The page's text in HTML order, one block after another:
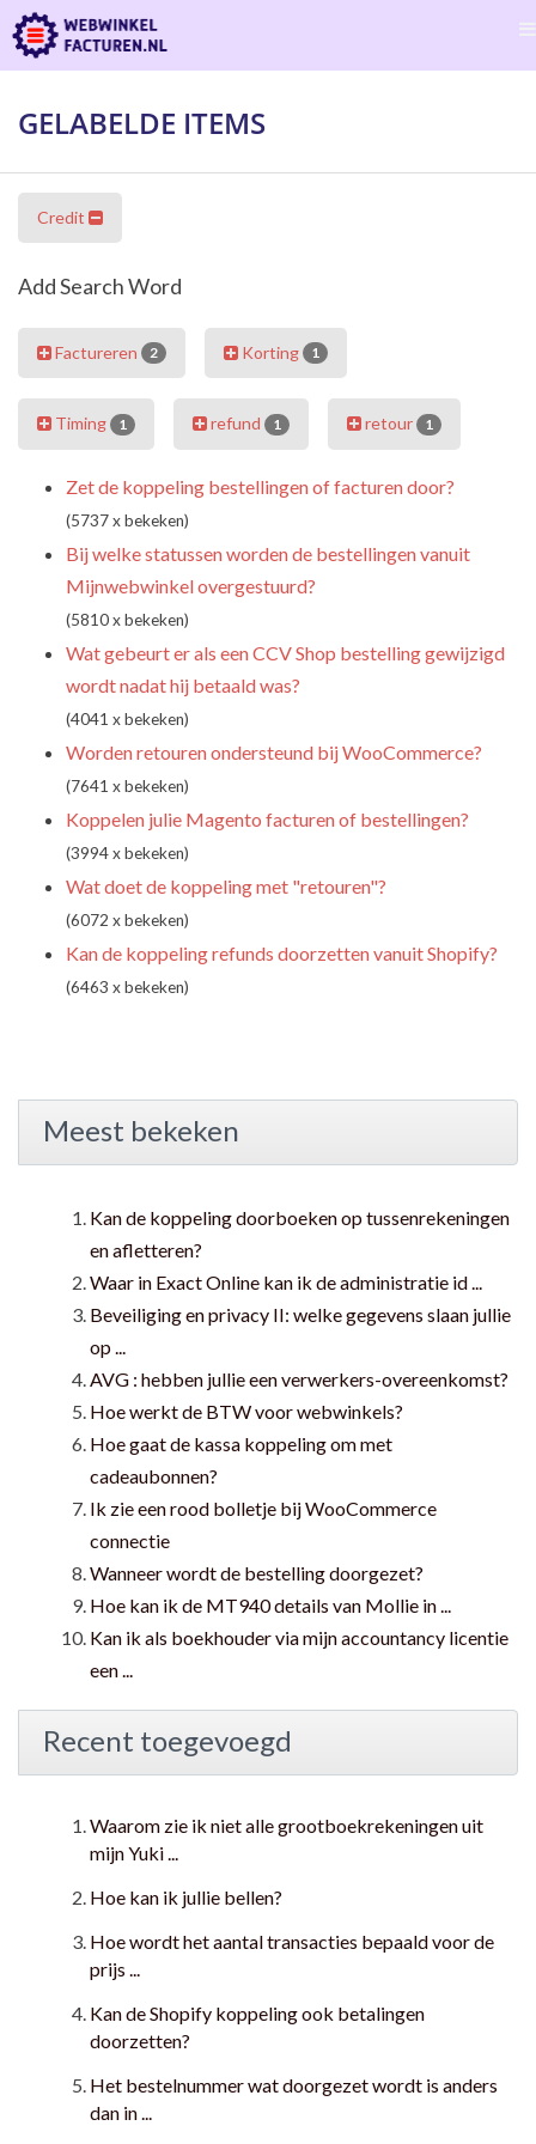
GELABELDE ITEMS
Credit
Add Search Word
Factureren 2 Korting 1
Timing 1 refund 1 retour 1
Zet de koppeling bestellingen of facturen door?
(5737 x bekeken)
Bij welke statussen worden de bestellingen vanuit
Mijnwebwinkel overgestuurd?
(5810 x bekeken)
Wat gebeurt er als een CCV Shop bestelling gewijzigd
wordt nadat hij betaald was?
(4041 x bekeken)
Worden retouren ondersteund bij WooCommerce?
(7641 x bekeken)
Koppelen julie Magento facturen of bestellingen?
(3994 x bekeken)
Wat doet de koppeling met "retouren"?
(6072 x bekeken)
Kan de koppeling refunds doorzetten vanuit Shopify?
(6463 x bekeken)
Meest bekeken
Kan de koppeling doorboeken op tussenrekeningen
en afletteren?
Waar in Exact Online kan ik de administratie id ...
Beveiliging en privacy II: welke gegevens slaan jullie
op ...
AVG : hebben jullie een verwerkers-overeenkomst?
Hoe werkt de BTW voor webwinkels?
Hoe gaat de kassa koppeling om met
cadeaubonnen?
Ik zie een rood bolletje bij WooCommerce
connectie
Wanneer wordt de bestelling doorgezet?
Hoe kan ik de MT940 details van Mollie in ...
Kan ik als boekhouder via mijn accountancy licentie
een ...
Recent toegevoegd
Waarom zie ik niet alle grootboekrekeningen uit
mijn Yuki ...
Hoe kan ik jullie bellen?
Hoe wordt het aantal transacties bepaald voor de
prijs ...
Kan de Shopify koppeling ook betalingen
doorzetten?
Het bestelnummer wat doorgezet wordt is anders
dan in ...